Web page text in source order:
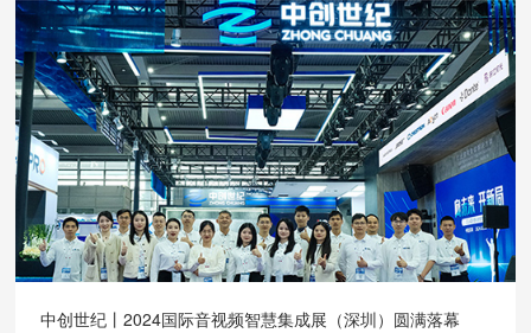
中创世纪丨2024国际音视频智慧集成展（深圳）圆满落幕